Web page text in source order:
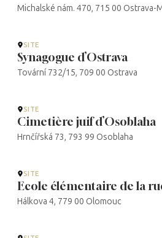
Michalské nám. 470, 715 00 Ostrava-
SITE
Synagogue d’Ostrava
Tovární 732/15, 709 00 Ostrava
SITE
Cimetière juif d’Osoblaha
Hrnčířská 73, 793 99 Osoblaha
SITE
Ecole élémentaire de la
Hálkova 4, 779 00 Olomouc